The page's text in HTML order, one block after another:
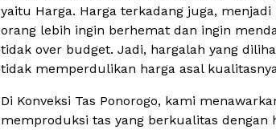
yaitu Harga. Harga terkadang juga,
orang lebih ingin berhemat dan ingin
tidak over budget. Jadi, hargalah yang
tidak memperdulikan harga asal
Di Konveksi Tas Ponorogo, kami
memproduksi tas yang berkualitas dengan